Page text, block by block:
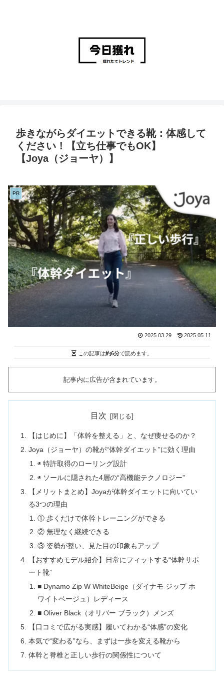
歩きながらダイエットできる靴：体感して
ください！【立ち仕事でもOK】
【Joya（ジョーヤ）】
PR
2025.03.29 2025.05.11
この記事は約6分で読めます。
記事内に広告が含まれています。
目次
【はじめに】「体幹を整える」と、なぜ痩せるのか？
Joya（ジョーヤ）の靴が“体幹ダイエット”に効く理由
◉ 特許取得のローリング設計
◉ ソールに隠された4層の“高機能テクノロジー”
【メリットまとめ】Joyaが体幹ダイエットに向いてい
る3つの理由
① 歩くだけで体幹トレーニングができる
② 無理なく継続できる
③ 姿勢が整い、見た目の印象もアップ
【おすすめモデル紹介】日常にフィットする“体幹サポ
ート靴”
■ Dynamo Zip W WhiteBeige（ダイナモ ジップ ホ
ワイトベージュ）レディース
■ Oliver Black（オリバー ブラック）メンズ
【口コミで広がる実感】履いてわかる“体感”の変化
本気で“変わる”なら、まずは一歩を変える靴から
体幹と脊椎と正しい歩行の関係性について